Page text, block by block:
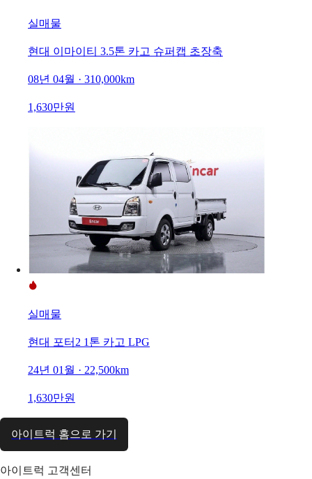
실매물
현대 이마이티 3.5톤 카고 슈퍼캡 초장축
08년 04월 · 310,000km
1,630만원
실매물
현대 포터2 1톤 카고 LPG
24년 01월 · 22,500km
1,630만원
아이트럭 홈으로 가기
아이트럭 고객센터